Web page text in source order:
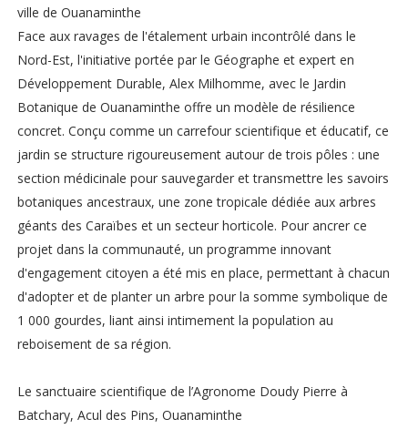
ville de Ouanaminthe
Face aux ravages de l'étalement urbain incontrôlé dans le
Nord-Est, l'initiative portée par le Géographe et expert en
Développement Durable, Alex Milhomme, avec le Jardin
Botanique de Ouanaminthe offre un modèle de résilience
concret. Conçu comme un carrefour scientifique et éducatif, ce
jardin se structure rigoureusement autour de trois pôles : une
section médicinale pour sauvegarder et transmettre les savoirs
botaniques ancestraux, une zone tropicale dédiée aux arbres
géants des Caraïbes et un secteur horticole. Pour ancrer ce
projet dans la communauté, un programme innovant
d'engagement citoyen a été mis en place, permettant à chacun
d'adopter et de planter un arbre pour la somme symbolique de
1 000 gourdes, liant ainsi intimement la population au
reboisement de sa région.
Le sanctuaire scientifique de l’Agronome Doudy Pierre à
Batchary, Acul des Pins, Ouanaminthe